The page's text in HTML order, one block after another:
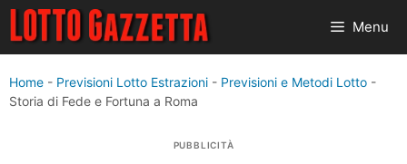
Vai
contenuto
Menu
Home - Previsioni Lotto Estrazioni - Previsioni e Metodi Lotto -
Storia di Fede e Fortuna a Roma
PUBBLICITÀ